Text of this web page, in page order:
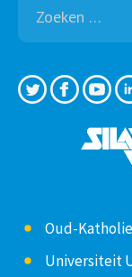
Oud-
Universiteit